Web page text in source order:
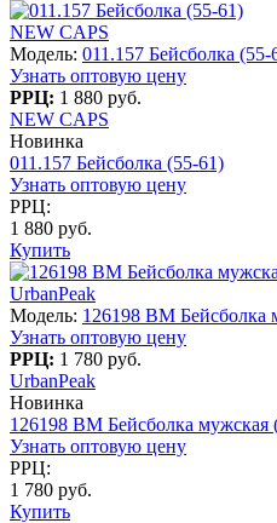
NEW CAPS
Модель: 011.157 Бейсболка (55-
Узнать оптовую цену
РРЦ: 1 880 руб.
NEW CAPS
Новинка
011.157 Бейсболка (55-61)
Узнать оптовую цену
РРЦ:
1 880 руб.
Купить
UrbanPeak
Модель: 126198 BM Бейсболка
Узнать оптовую цену
РРЦ: 1 780 руб.
UrbanPeak
Новинка
126198 BM Бейсболка мужская
Узнать оптовую цену
РРЦ:
1 780 руб.
Купить